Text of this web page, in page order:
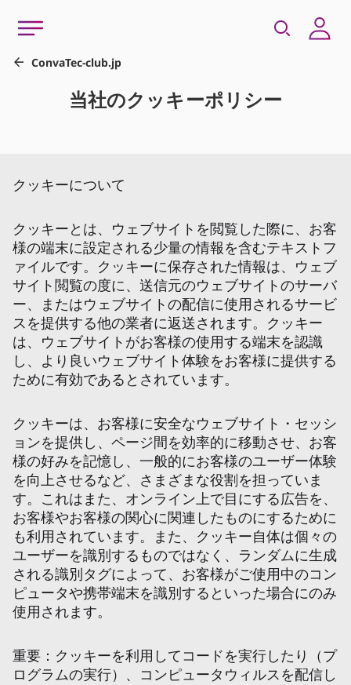
クッキーについて
クッキーとは、ウェブサイトを閲覧した際に、お客
様の端末に設定される少量の情報を含むテキストフ
ァイルです。クッキーに保存された情報は、ウェブ
サイト閲覧の度に、送信元のウェブサイトのサーバ
ー、またはウェブサイトの配信に使用されるサービ
スを提供する他の業者に返送されます。クッキー
は、ウェブサイトがお客様の使用する端末を認識
し、より良いウェブサイト体験をお客様に提供する
ために有効であるとされています。
クッキーは、お客様に安全なウェブサイト・セッシ
ョンを提供し、ページ間を効率的に移動させ、お客
様の好みを記憶し、一般的にお客様のユーザー体験
を向上させるなど、さまざまな役割を担っていま
す。これはまた、オンライン上で目にする広告を、
お客様やお客様の関心に関連したものにするために
も利用されています。また、クッキー自体は個々の
ユーザーを識別するものではなく、ランダムに生成
される識別タグによって、お客様がご使用中のコン
ピュータや携帯端末を識別するといった場合にのみ
使用されます。
重要：クッキーを利用してコードを実行したり（プ
ログラムの実行）、コンピュータウィルスを配信し